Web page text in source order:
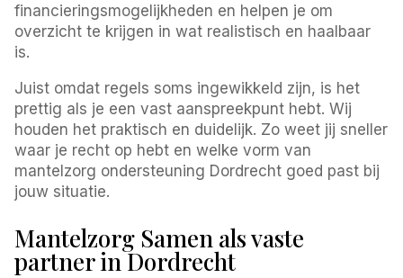
financieringsmogelijkheden en helpen je om
overzicht te krijgen in wat realistisch en haalbaar
is.
Juist omdat regels soms ingewikkeld zijn, is het
prettig als je een vast aanspreekpunt hebt. Wij
houden het praktisch en duidelijk. Zo weet jij sneller
waar je recht op hebt en welke vorm van
mantelzorg ondersteuning Dordrecht goed past bij
jouw situatie.
Mantelzorg Samen als vaste
partner in Dordrecht